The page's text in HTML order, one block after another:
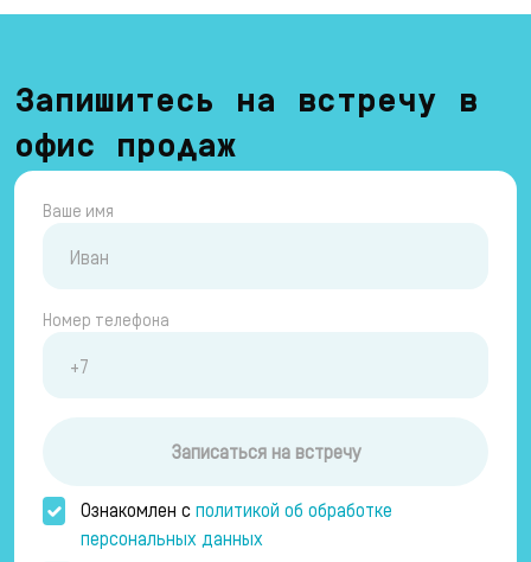
Запишитесь на встречу в
офис продаж
Ваше имя
Номер телефона
Записаться на встречу
Ознакомлен сполитикой об обработке
персональных данных